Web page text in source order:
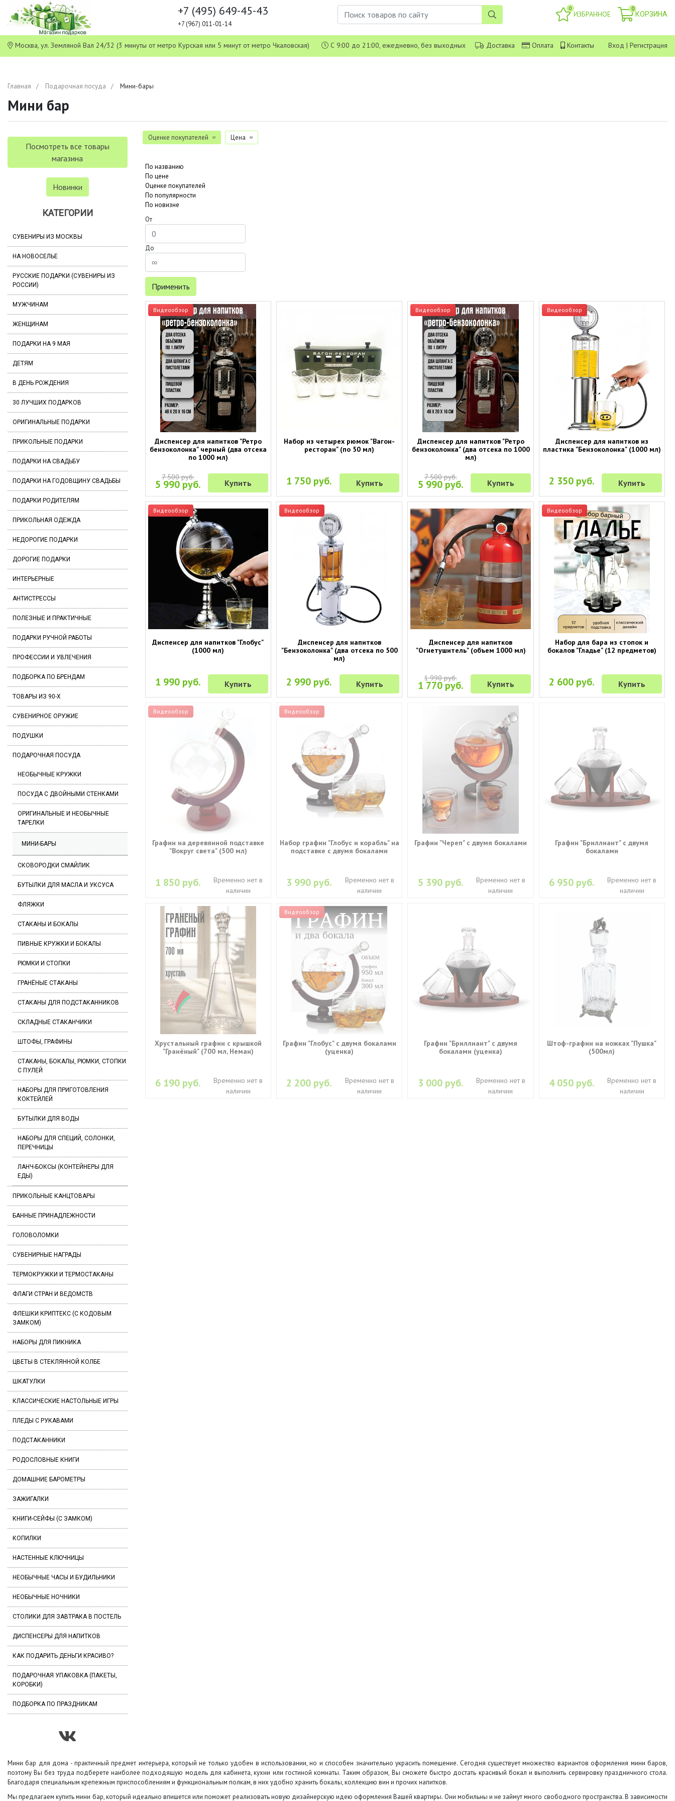
+7 (495) 649-45-43
+7 (967) 011-01-14
0
ИЗБРАННОЕ
0
КОРЗИНА
Москва, ул. Земляной Вал 24/32 (3 минуты от метро Курская или 5 минут от метро Чкаловская) С 9:00 до 21:00, ежедневно, без выходных Доставка Оплата Контакты Вход | Регистрация
Главная Подарочная посуда Мини-бары
Мини бар
Посмотреть все товары
магазина
Новинки
КАТЕГОРИИ
СУВЕНИРЫ ИЗ МОСКВЫ
НА НОВОСЕЛЬЕ
РУССКИЕ ПОДАРКИ (СУВЕНИРЫ ИЗ
РОССИИ)
МУЖЧИНАМ
ЖЕНЩИНАМ
ПОДАРКИ НА 9 МАЯ
ДЕТЯМ
В ДЕНЬ РОЖДЕНИЯ
30 ЛУЧШИХ ПОДАРКОВ
ОРИГИНАЛЬНЫЕ ПОДАРКИ
ПРИКОЛЬНЫЕ ПОДАРКИ
ПОДАРКИ НА СВАДЬБУ
ПОДАРКИ НА ГОДОВЩИНУ СВАДЬБЫ
ПОДАРКИ РОДИТЕЛЯМ
ПРИКОЛЬНАЯ ОДЕЖДА
НЕДОРОГИЕ ПОДАРКИ
ДОРОГИЕ ПОДАРКИ
ИНТЕРЬЕРНЫЕ
АНТИСТРЕССЫ
ПОЛЕЗНЫЕ И ПРАКТИЧНЫЕ
ПОДАРКИ РУЧНОЙ РАБОТЫ
ПРОФЕССИИ И УВЛЕЧЕНИЯ
ПОДБОРКА ПО БРЕНДАМ
ТОВАРЫ ИЗ 90-Х
СУВЕНИРНОЕ ОРУЖИЕ
ПОДУШКИ
ПОДАРОЧНАЯ ПОСУДА
НЕОБЫЧНЫЕ КРУЖКИ
ПОСУДА С ДВОЙНЫМИ СТЕНКАМИ
ОРИГИНАЛЬНЫЕ И НЕОБЫЧНЫЕ
ТАРЕЛКИ
МИНИ-БАРЫ
СКОВОРОДКИ СМАЙЛИК
БУТЫЛКИ ДЛЯ МАСЛА И УКСУСА
ФЛЯЖКИ
СТАКАНЫ И БОКАЛЫ
ПИВНЫЕ КРУЖКИ И БОКАЛЫ
РЮМКИ И СТОПКИ
ГРАНЁНЫЕ СТАКАНЫ
СТАКАНЫ ДЛЯ ПОДСТАКАННИКОВ
СКЛАДНЫЕ СТАКАНЧИКИ
ШТОФЫ, ГРАФИНЫ
СТАКАНЫ, БОКАЛЫ, РЮМКИ, СТОПКИ
С ПУЛЕЙ
НАБОРЫ ДЛЯ ПРИГОТОВЛЕНИЯ
КОКТЕЙЛЕЙ
БУТЫЛКИ ДЛЯ ВОДЫ
НАБОРЫ ДЛЯ СПЕЦИЙ, СОЛОНКИ,
ПЕРЕЧНИЦЫ
ЛАНЧ-БОКСЫ (КОНТЕЙНЕРЫ ДЛЯ
ЕДЫ)
ПРИКОЛЬНЫЕ КАНЦТОВАРЫ
БАННЫЕ ПРИНАДЛЕЖНОСТИ
ГОЛОВОЛОМКИ
СУВЕНИРНЫЕ НАГРАДЫ
ТЕРМОКРУЖКИ И ТЕРМОСТАКАНЫ
ФЛАГИ СТРАН И ВЕДОМСТВ
ФЛЕШКИ КРИПТЕКС (С КОДОВЫМ
ЗАМКОМ)
НАБОРЫ ДЛЯ ПИКНИКА
ЦВЕТЫ В СТЕКЛЯННОЙ КОЛБЕ
ШКАТУЛКИ
КЛАССИЧЕСКИЕ НАСТОЛЬНЫЕ ИГРЫ
ПЛЕДЫ С РУКАВАМИ
ПОДСТАКАННИКИ
РОДОСЛОВНЫЕ КНИГИ
ДОМАШНИЕ БАРОМЕТРЫ
ЗАЖИГАЛКИ
КНИГИ-СЕЙФЫ (С ЗАМКОМ)
КОПИЛКИ
НАСТЕННЫЕ КЛЮЧНИЦЫ
НЕОБЫЧНЫЕ ЧАСЫ И БУДИЛЬНИКИ
НЕОБЫЧНЫЕ НОЧНИКИ
СТОЛИКИ ДЛЯ ЗАВТРАКА В ПОСТЕЛЬ
ДИСПЕНСЕРЫ ДЛЯ НАПИТКОВ
КАК ПОДАРИТЬ ДЕНЬГИ КРАСИВО?
ПОДАРОЧНАЯ УПАКОВКА (ПАКЕТЫ,
КОРОБКИ)
ПОДБОРКА ПО ПРАЗДНИКАМ
Оценке покупателей Цена
По названию
По цене
Оценке покупателей
По популярности
По новизне
От
До
Применить
Видеообзор
Диспенсер для напитков "Ретро
бензоколонка" черный (два отсека
по 1000 мл)
7 500 руб.
5 990 руб. Купить
Набор из четырех рюмок "Вагон-
ресторан" (по 50 мл)
1 750 руб. Купить
Видеообзор
Диспенсер для напитков "Ретро
бензоколонка" (два отсека по 1000
мл)
7 500 руб.
5 990 руб. Купить
Видеообзор
Диспенсер для напитков из
пластика "Бензоколонка" (1000 мл)
2 350 руб. Купить
Видеообзор
Диспенсер для напитков "Глобус"
(1000 мл)
1 990 руб. Купить
Видеообзор
Диспенсер для напитков
"Бензоколонка" (два отсека по 500
мл)
2 990 руб. Купить
Диспенсер для напитков
"Огнетушитель" (объем 1000 мл)
1 990 руб.
1 770 руб. Купить
Видеообзор
Набор для бара из стопок и
бокалов "Гладье" (12 предметов)
2 600 руб. Купить
Видеообзор
Графин на деревянной подставке
"Вокруг света" (500 мл)
1 850 руб.
Временно нет в
наличии
Видеообзор
Набор графин "Глобус и корабль" на
подставке с двумя бокалами
3 990 руб.
Временно нет в
наличии
Графин "Череп" с двумя бокалами
5 390 руб.
Временно нет в
наличии
Графин "Бриллиант" с двумя
бокалами
6 950 руб.
Временно нет в
наличии
Хрустальный графин с крышкой
"Гранёный" (700 мл, Неман)
6 190 руб.
Временно нет в
наличии
Видеообзор
Графин "Глобус" с двумя бокалами
(уценка)
2 200 руб.
Временно нет в
наличии
Графин "Бриллиант" с двумя
бокалами (уценка)
3 000 руб.
Временно нет в
наличии
Штоф-графин на ножках "Пушка"
(500мл)
4 050 руб.
Временно нет в
наличии
Мини бар для дома - практичный предмет интерьера, который не только удобен в использовании, но и способен значительно украсить помещение. Сегодня существует множество вариантов оформления мини баров,
поэтому Вы без труда подберете наиболее подходящую модель для кабинета, кухни или гостиной комнаты. Таким образом, Вы сможете быстро достать красивый бокал и выполнить сервировку праздничного стола.
Благодаря специальным крепежным приспособлениям и функциональным полкам, в них удобно хранить бокалы, коллекцию вин и прочих напитков.
Мы предлагаем купить мини бар, который идеально впишется или поможет реализовать новую дизайнерскую идею оформления Вашей квартиры. Они мобильны и не займут много свободного пространства. В зависимости